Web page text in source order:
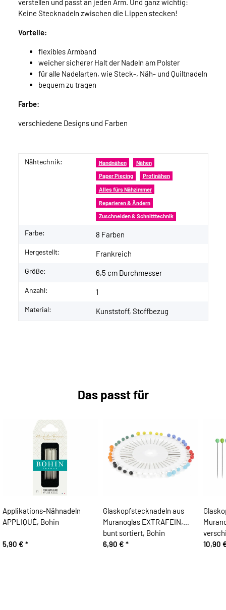
verstellen und passt an jeden Arm. Und ganz wichtig:
Keine Stecknadeln zwischen die Lippen stecken!
Vorteile:
flexibles Armband
weicher sicherer Halt der Nadeln am Polster
für alle Nadelarten, wie Steck-, Näh- und Quiltnadeln
bequem zu tragen
Farbe:
verschiedene Designs und Farben
Produkteigenschaft
Wert
Nähtechnik: Handnähen Nähen
Paper Piecing Profinähen
Alles fürs Nähzimmer
Reparieren & Ändern
Zuschneiden & Schnitttechnik
Farbe: 8 Farben
Hergestellt: Frankreich
Größe: 6,5 cm Durchmesser
Anzahl: 1
Material: Kunststoff, Stoffbezug
Das passt für
Applikations-Nähnadeln
APPLIQUÉ, Bohin
5,90 € *
Glaskopfstecknadeln aus
Muranoglas EXTRAFEIN,
bunt sortiert, Bohin
6,90 € *
10,90